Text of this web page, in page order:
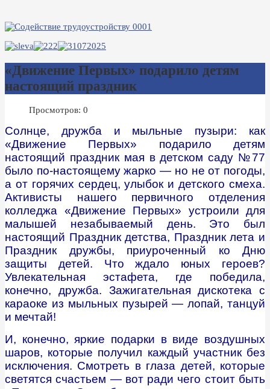
«Движение Первых» подарило детям
настоящий праздник
Просмотров: 0
Солнце, дружба и мыльные пузыри: как
«Движение Первых» подарило детям
настоящий праздник мая в детском саду №77
было по-настоящему жарко — но не от погоды,
а от горячих сердец, улыбок и детского смеха.
Активисты нашего первичного отделения
колледжа «Движение Первых» устроили для
малышей незабываемый день. Это был
настоящий Праздник детства, Праздник лета и
Праздник дружбы, приуроченный ко Дню
защиты детей. Что ждало юных героев?
Увлекательная эстафета, где победила,
конечно, дружба. Зажигательная дискотека с
караоке из мыльных пузырей — лопай, танцуй
и мечтай!
И, конечно, яркие подарки в виде воздушных
шаров, которые получил каждый участник без
исключения. Смотреть в глаза детей, которые
светятся счастьем — вот ради чего стоит быть